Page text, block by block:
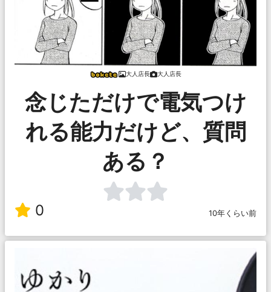
大人店長 大人店長
念じただけで電気つけ
れる能力だけど、質問
ある？
0 10年くらい前